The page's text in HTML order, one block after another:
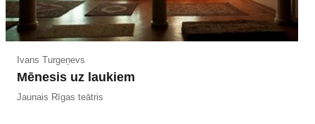
Ivans Turgeņevs
Mēnesis uz laukiem
Jaunais Rīgas teātris